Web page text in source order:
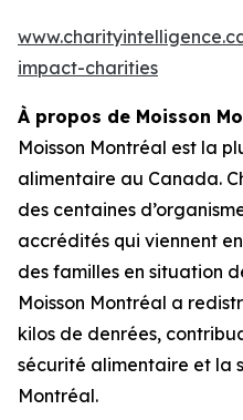
impact-charities
À propos de Moisson
Moisson Montréal est la
alimentaire au Canada.
des centaines
accrédités qui viennent
des familles en situation
Moisson Montréal a
kilos de denrées,
sécurité alimentaire et la
Montréal.